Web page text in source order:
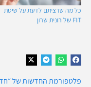
כל מה שרציתם לדעת על שיטת
FIT של רונית שרון